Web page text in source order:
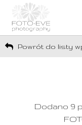
Powrót do listy
Dodano 9